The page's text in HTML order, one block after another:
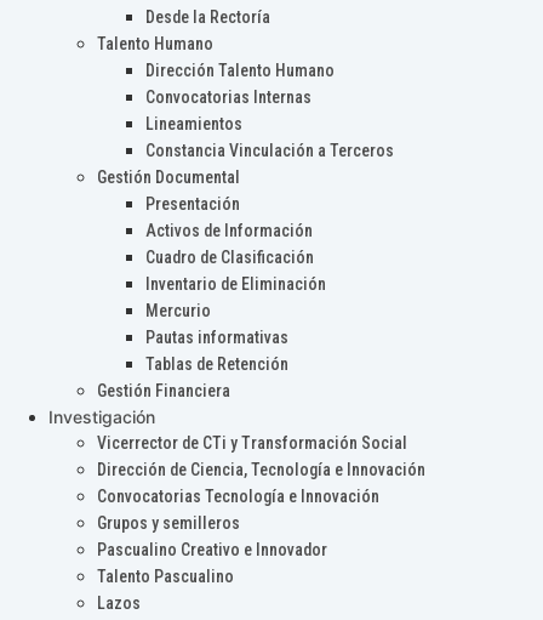
Desde la Rectoría
Talento Humano
Dirección Talento Humano
Convocatorias Internas
Lineamientos
Constancia Vinculación a Terceros
Gestión Documental
Presentación
Activos de Información
Cuadro de Clasificación
Inventario de Eliminación
Mercurio
Pautas informativas
Tablas de Retención
Gestión Financiera
Investigación
Vicerrector de CTi y Transformación Social
Dirección de Ciencia, Tecnología e Innovación
Convocatorias Tecnología e Innovación
Grupos y semilleros
Pascualino Creativo e Innovador
Talento Pascualino
Lazos